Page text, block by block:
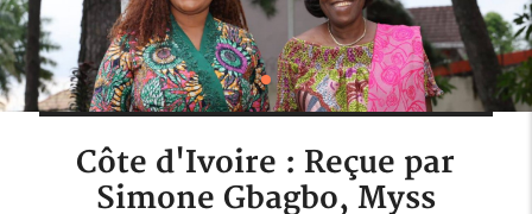
Côte d'Ivoire : Reçue par
Simone Gbagbo, Myss